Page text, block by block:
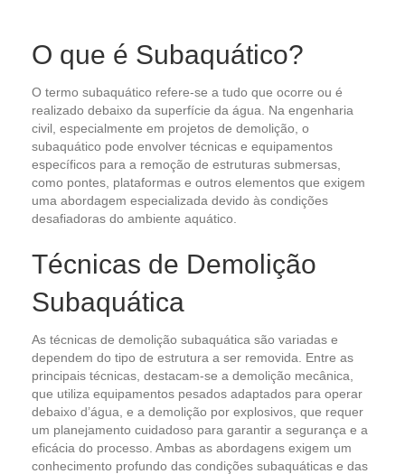
O que é Subaquático?
O termo subaquático refere-se a tudo que ocorre ou é
realizado debaixo da superfície da água. Na engenharia
civil, especialmente em projetos de demolição, o
subaquático pode envolver técnicas e equipamentos
específicos para a remoção de estruturas submersas,
como pontes, plataformas e outros elementos que exigem
uma abordagem especializada devido às condições
desafiadoras do ambiente aquático.
Técnicas de Demolição
Subaquática
As técnicas de demolição subaquática são variadas e
dependem do tipo de estrutura a ser removida. Entre as
principais técnicas, destacam-se a demolição mecânica,
que utiliza equipamentos pesados adaptados para operar
debaixo d’água, e a demolição por explosivos, que requer
um planejamento cuidadoso para garantir a segurança e a
eficácia do processo. Ambas as abordagens exigem um
conhecimento profundo das condições subaquáticas e das